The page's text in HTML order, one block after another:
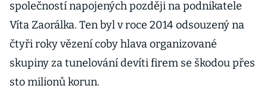
společností napojených později na podnikatele
Víta Zaorálka. Ten byl v roce 2014 odsouzený na
čtyři roky vězení coby hlava organizované
skupiny za tunelování devíti firem se škodou přes
sto milionů korun.